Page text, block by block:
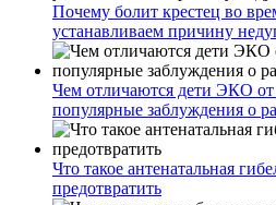
Почему болит крестец во
устанавливаем причину
Чем отличаются дети ЭКО
популярные заблуждения о
Что такое антенатальная
предотвратить